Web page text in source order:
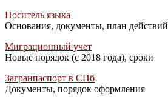
Носитель языка
Основания, документы, план действий
Миграционный учет
Новые порядок (с 2018 года), сроки
Загранпаспорт в СПб
Документы, порядок оформления